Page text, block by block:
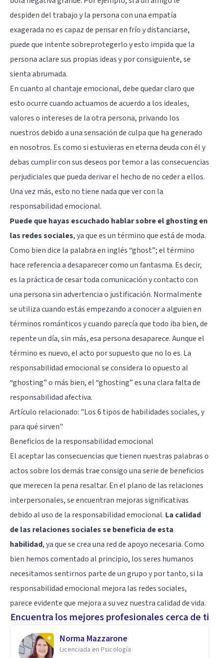
despiden del trabajo y la persona con una empatía
exagerada no es capaz de pensar en frío y distanciarse,
puede que intente sobreprotegerlo y esto impida que la
persona aclare sus propias ideas y por consiguiente, se
sienta abrumada.
En cuanto al chantaje emocional, debe quedar claro que
esto ocurre cuando actuamos de acuerdo a los ideales,
valores o intereses de la otra persona, privando los
nuestros debido a una sensación de culpa que ha generado
en nosotros. Es como si estuvieras en eterna deuda con él y
debas cumplir con sus deseos por temor a las consecuencias
perjudiciales que pueda derivar el hecho de no ceder a ellos.
Una vez más, esto no tiene nada que ver con la
responsabilidad emocional.
Puede que hayas escuchado hablar sobre el ghosting en
las redes sociales, ya que es un término que está de moda.
Como bien dice la palabra en inglés “ghost”; el término
hace referencia a desaparecer como un fantasma. Es decir,
es la práctica de cesar toda comunicación y contacto con
una persona sin advertencia o justificación. Normalmente
se utiliza cuando estás empezando a conocer a alguien en
términos románticos y cuando parecía que todo iba bien, de
repente un día, sin más, esa persona desaparece. Aunque el
término es nuevo, el acto por supuesto que no lo es. La
responsabilidad emocional se considera lo opuesto al
“ghosting” o más bien, el “ghosting” es una clara falta de
responsabilidad afectiva.
Artículo relacionado: "Los 6 tipos de habilidades sociales, y
para qué sirven"
Beneficios de la responsabilidad emocional
El aceptar las consecuencias que tienen nuestras palabras o
actos sobre los demás trae consigo una serie de beneficios
que merecen la pena resaltar. En el plano de las relaciones
interpersonales, se encuentran mejoras significativas
debido al uso de la responsabilidad emocional. La calidad
de las relaciones sociales se beneficia de esta
habilidad, ya que se crea una red de apoyo necesaria. Como
bien hemos comentado al principio, los seres humanos
necesitamos sentirnos parte de un grupo y por tanto, si la
responsabilidad emocional mejora las redes sociales,
parece evidente que mejora a su vez nuestra calidad de vida.
Encuentra los mejores profesionales cerca de ti
Norma Mazzarone
Licenciada en Psicología